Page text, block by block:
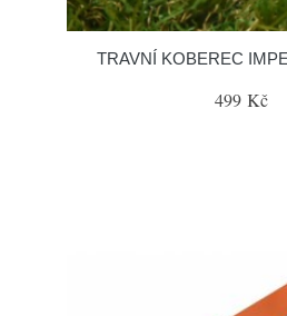
TRAVNÍ KOBEREC
499 Kč